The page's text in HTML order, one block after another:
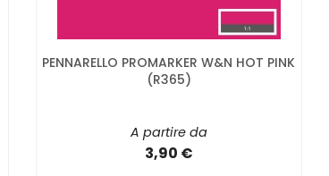
PENNARELLO PROMARKER W&N HOT PINK
(R365)
A partire da
3,90 €